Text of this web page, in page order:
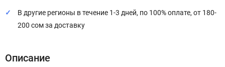
В другие регионы в течение 1-3 дней, по 100% оплате, от 180-
200 сом за доставку
Описание